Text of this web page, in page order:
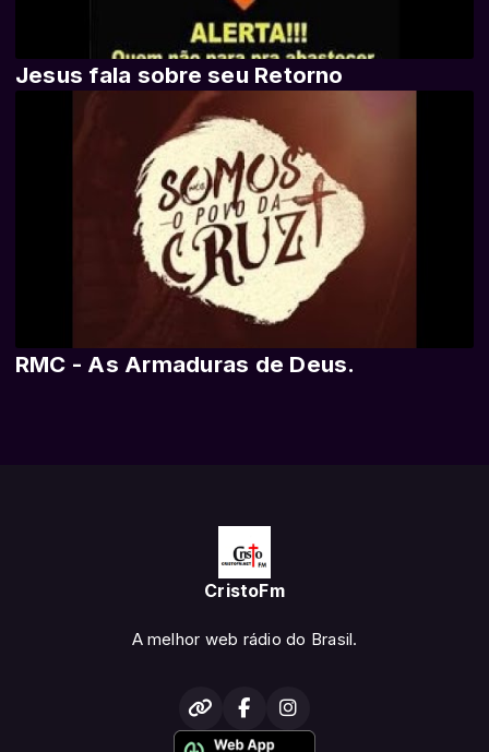
Jesus fala sobre seu Retorno
RMC - As Armaduras de Deus.
CristoFm
A melhor web rádio do Brasil.